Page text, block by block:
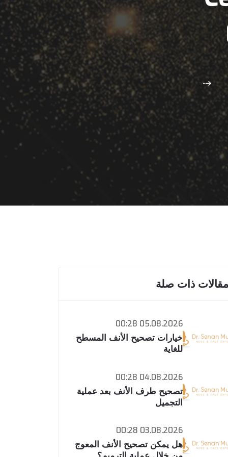
ذات صلة
05.08.2026 00:28
خيارات تصحيح الأنف المسطح
للغاية
04.08.2026 00:28
تصحيح طرف الأنف بعد عملية
التجميل
03.08.2026 00:28
هل يمكن تصحيح الأنف المعوج